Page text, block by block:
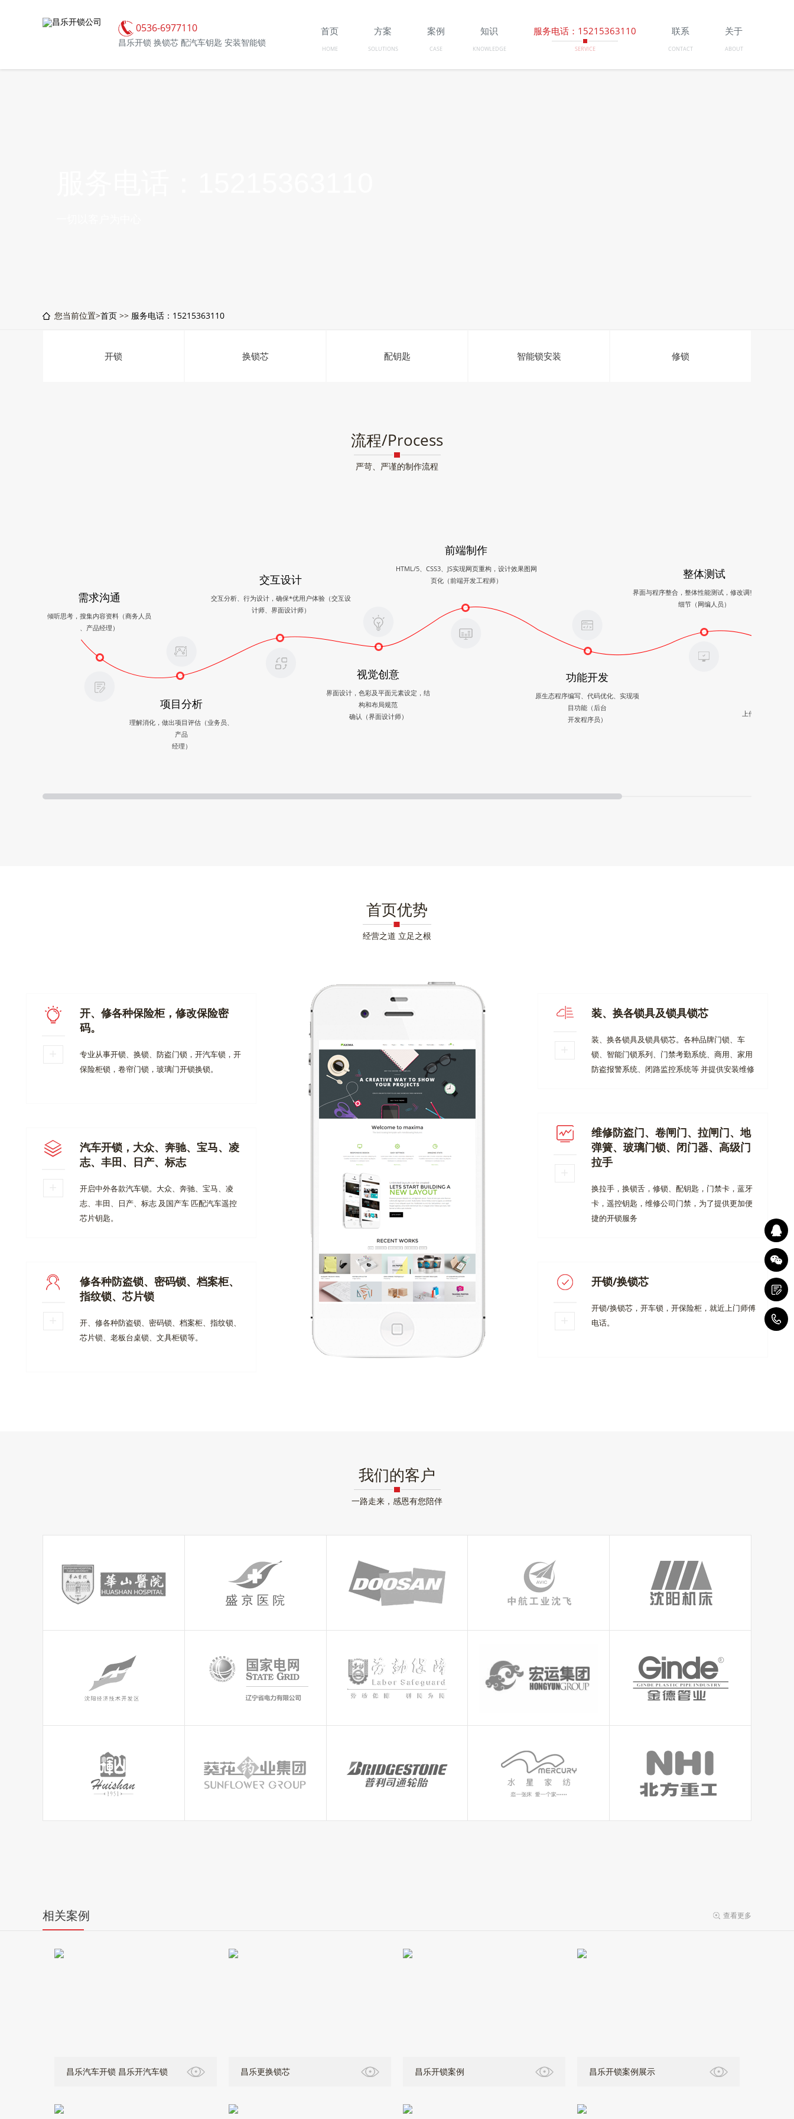
0536-6977110
昌乐开锁 换锁芯 配汽车钥匙 安装智能锁
首页
HOME
方案
SOLUTIONS
案例
CASE
知识
KNOWLEDGE
服务电话：15215363110
SERVICE
联系
CONTACT
关于
ABOUT
您当前位置>首页 >> 服务电话：15215363110
开锁 换锁芯 配钥匙 智能锁安装 修锁
流程/Process
严苛、严谨的制作流程
需求沟通
倾听思考，搜集内容资料（商务人员
、产品经理）
项目分析
理解消化，做出项目评估（业务员、
产品
经理）
交互设计
交互分析、行为设计，确保*优用户体验（交互设
计师、界面设计师）
视觉创意
界面设计，色彩及平面元素设定，结
构和布局规范
确认（界面设计师）
前端制作
HTML/5、CSS3、JS实现网页重构，设计效果图网
页化（前端开发工程师）
功能开发
原生态程序编写、代码优化、实现项
目功能（后台
开发程序员）
整体测试
界面与程序整合，整体性能测试，修改调整，完善
细节（网编人员）
上传、发布、完
首页优势
经营之道 立足之根
开、修各种保险柜，修改保险密
码。
专业从事开锁、换锁、防盗门锁，开汽车锁，开
保险柜锁，卷帘门锁，玻璃门开锁换锁。
汽车开锁，大众、奔驰、宝马、凌
志、丰田、日产、标志
开启中外各款汽车锁。大众、奔驰、宝马、凌
志、丰田、日产、标志 及国产车 匹配汽车遥控
芯片钥匙。
修各种防盗锁、密码锁、档案柜、
指纹锁、芯片锁
开、修各种防盗锁、密码锁、档案柜、指纹锁、
芯片锁、老板台桌锁、文具柜锁等。
装、换各锁具及锁具锁芯
装、换各锁具及锁具锁芯。各种品牌门锁、车
锁、智能门锁系列、门禁考勤系统、商用、家用
防盗报警系统、闭路监控系统等 并提供安装维修
维修防盗门、卷闸门、拉闸门、地
弹簧、玻璃门锁、闭门器、高级门
拉手
换拉手，换锁舌，修锁、配钥匙，门禁卡，蓝牙
卡，遥控钥匙，维修公司门禁，为了提供更加便
捷的开锁服务
开锁/换锁芯
开锁/换锁芯，开车锁，开保险柜，就近上门师傅
电话。
我们的客户
一路走来，感恩有您陪伴
相关案例 查看更多
昌乐汽车开锁 昌乐开汽车锁 昌乐更换锁芯 昌乐开锁案例 昌乐开锁案例展示